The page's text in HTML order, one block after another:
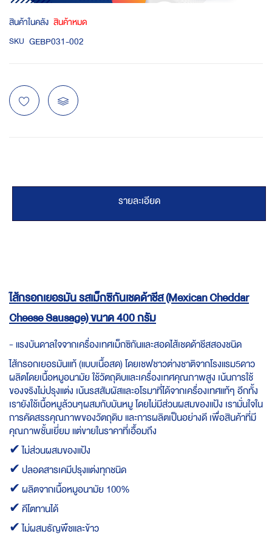
สินค้าในคลัง สินค้าหมด
SKU GEBP031-002
รายละเอียด
ไส้กรอกเยอรมัน รสเม็กซิกันเชดด้าชีส (Mexican Cheddar
Cheese Sausage) ขนาด 400 กรัม
- แรงบันดาลใจจากเครื่องเทศเม็กซิกันและสอดไส้เชดด้าชีสสองชนิด
ไส้กรอกเยอรมันแท้ (แบบเนื้อสด) โดยเชฟชาวต่างชาติจากโรงแรม5ดาว
ผลิตโดยเนื้อหมูอนามัย ใช้วัตถุดิบและเครื่องเทศคุณภาพสูง เน้นการใช้
ของจริงไม่ปรุงแต่ง เน้นรสสัมผัสและอโรมาที่ได้จากเครื่องเทศแท้ๆ อีกทั้ง
เรายังใช้เนื้อหมูล้วนๆผสมกับมันหมู โดยไม่มีส่วนผสมของแป้ง เรามั่นใจใน
การคัดสรรคุณภาพของวัตถุดิบ และการผลิตเป็นอย่างดี เพื่อสินค้าที่มี
คุณภาพชั้นเยี่ยม แต่ขายในราคาที่เอื้อมถึง
✔ ไม่ส่วนผสมของแป้ง
✔ ปลอดสารเคมีปรุงแต่งทุกชนิด
✔ ผลิตจากเนื้อหมูอนามัย 100%
✔ คีโตทานได้
✔ ไม่ผสมธัญพืชและข้าว